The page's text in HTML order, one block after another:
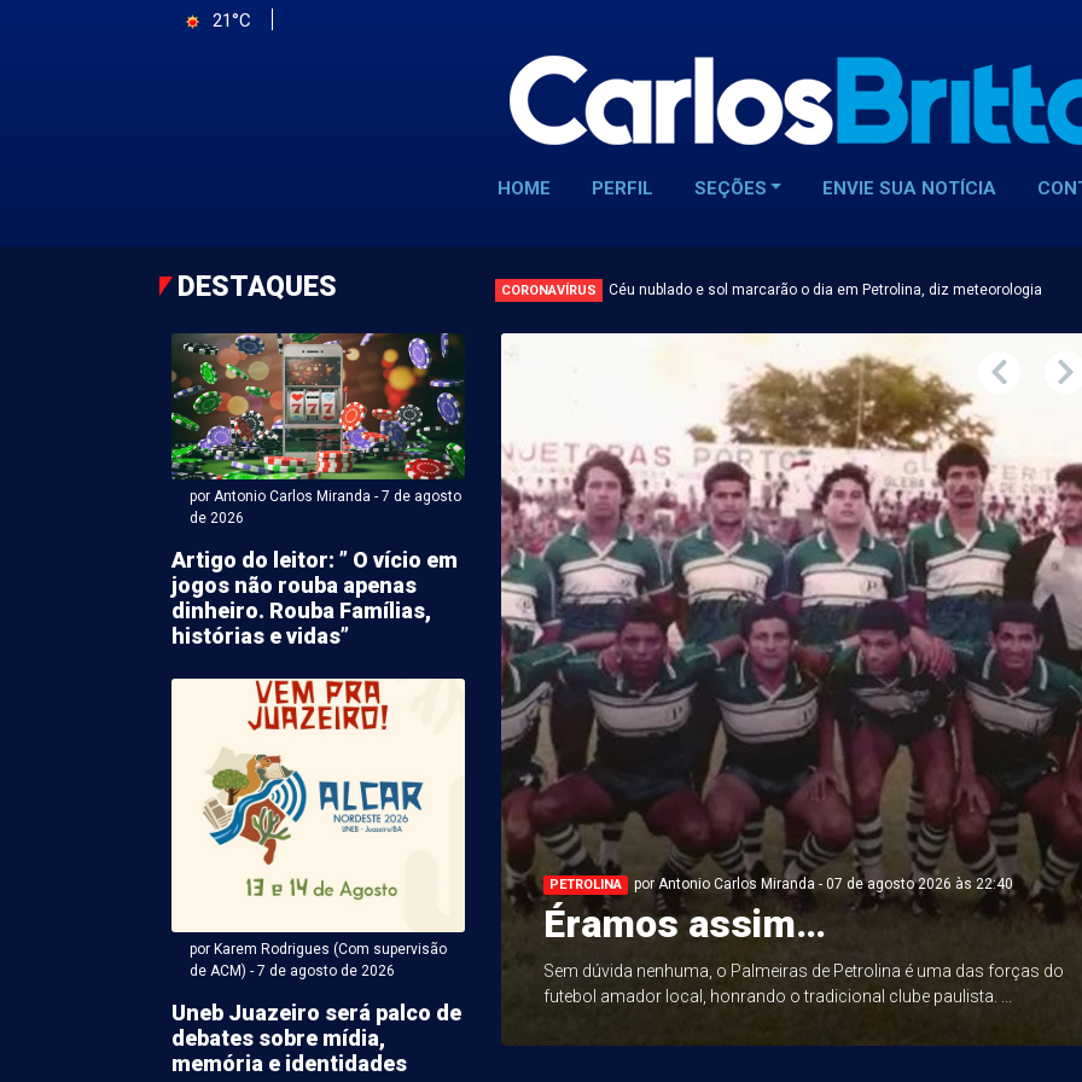
21°C
HOME PERFIL SEÇÕES ENVIE SUA NOTÍCIA
DESTAQUES CORONAVÍRUS Céu nublado e sol marcarão o dia em Petrolina, diz meteorologia
por Antonio Carlos Miranda - 7 de agosto
de 2026
Artigo do leitor: ” O vício em
jogos não rouba apenas
dinheiro. Rouba Famílias,
histórias e vidas”
por Karem Rodrigues (Com supervisão
de ACM) - 7 de agosto de 2026
Uneb Juazeiro será palco de
debates sobre mídia,
memória e identidades
Rodrigues (Com supervisão de ACM) - 07 de agosto
causado por
aborrece
no Gercino Coelho
de vazamento na tubulação de água irrita
PETROLINA por Antonio Carlos Miranda - 07 de agosto 2026 às 22:40
Éramos assim…
Sem dúvida nenhuma, o Palmeiras de Petrolina é uma das forças do
futebol amador local, honrando o tradicional clube paulista. ...